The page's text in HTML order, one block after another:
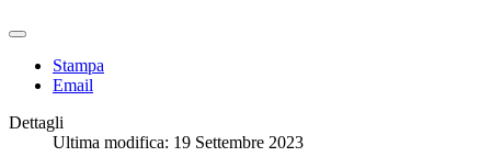
Stampa
Email
Dettagli
Ultima modifica: 19 Settembre 2023